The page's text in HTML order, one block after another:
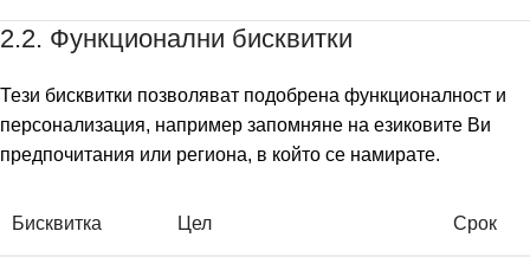
2.2. Функционални бисквитки
Тези бисквитки позволяват подобрена функционалност и
персонализация, например запомняне на езиковите Ви
предпочитания или региона, в който се намирате.
Бисквитка Цел Срок